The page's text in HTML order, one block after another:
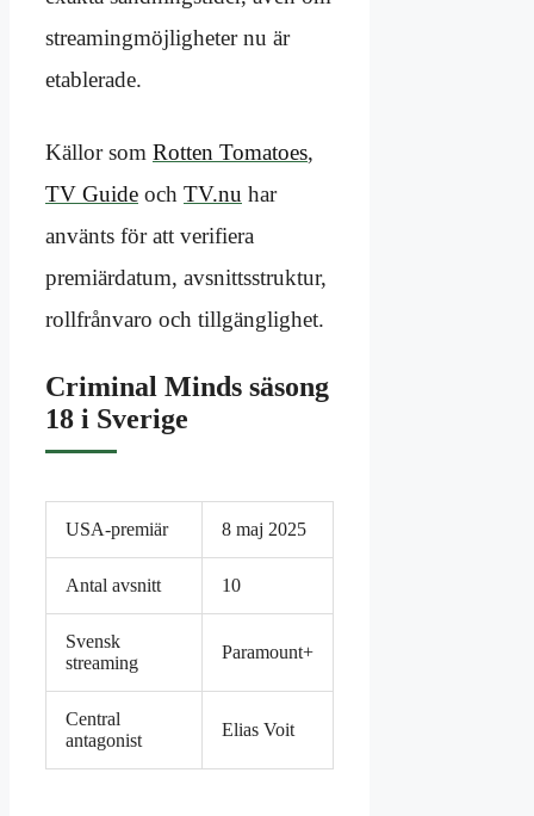
streamingmöjligheter nu är
etablerade.
Källor som Rotten Tomatoes,
TV Guide och TV.nu har
använts för att verifiera
premiärdatum, avsnittsstruktur,
rollfrånvaro och tillgänglighet.
Criminal Minds säsong
18 i Sverige
USA-premiär 8 maj 2025
Antal avsnitt 10
Svensk
streaming
Paramount+
Central
antagonist
Elias Voit